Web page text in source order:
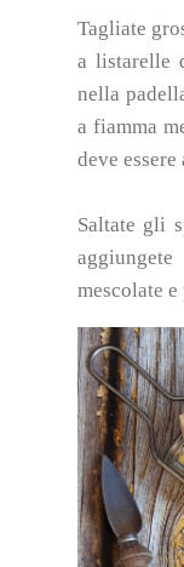
Tagliate
a listarelle
nella
a fiamma
deve essere
Saltate gli
mescolate